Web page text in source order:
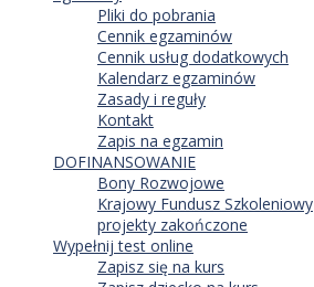
Pliki do pobrania
Cennik egzaminów
Cennik usług dodatkowych
Kalendarz egzaminów
Zasady i reguły
Kontakt
Zapis na egzamin
DOFINANSOWANIE
Bony Rozwojowe
Krajowy Fundusz Szkoleniowy
projekty zakończone
Wypełnij test online
Zapisz się na kurs